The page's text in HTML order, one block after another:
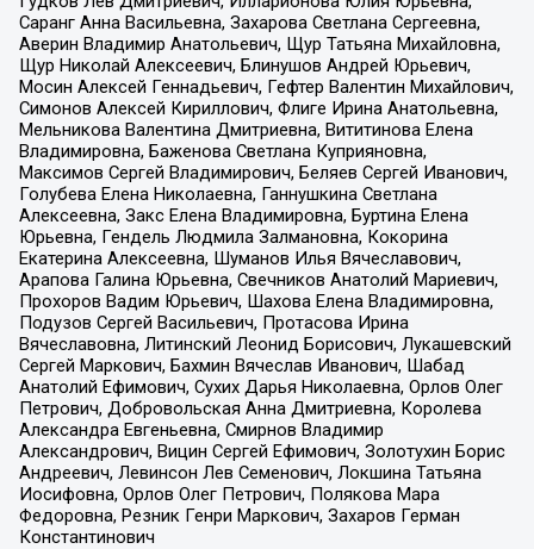
Саранг Анна Васильевна, Захарова Светлана Сергеевна,
Аверин Владимир Анатольевич, Щур Татьяна Михайловна,
Щур Николай Алексеевич, Блинушов Андрей Юрьевич,
Мосин Алексей Геннадьевич, Гефтер Валентин Михайлович,
Симонов Алексей Кириллович, Флиге Ирина Анатольевна,
Мельникова Валентина Дмитриевна, Вититинова Елена
Владимировна, Баженова Светлана Куприяновна,
Максимов Сергей Владимирович, Беляев Сергей Иванович,
Голубева Елена Николаевна, Ганнушкина Светлана
Алексеевна, Закс Елена Владимировна, Буртина Елена
Юрьевна, Гендель Людмила Залмановна, Кокорина
Екатерина Алексеевна, Шуманов Илья Вячеславович,
Арапова Галина Юрьевна, Свечников Анатолий Мариевич,
Прохоров Вадим Юрьевич, Шахова Елена Владимировна,
Подузов Сергей Васильевич, Протасова Ирина
Вячеславовна, Литинский Леонид Борисович, Лукашевский
Сергей Маркович, Бахмин Вячеслав Иванович, Шабад
Анатолий Ефимович, Сухих Дарья Николаевна, Орлов Олег
Петрович, Добровольская Анна Дмитриевна, Королева
Александра Евгеньевна, Смирнов Владимир
Александрович, Вицин Сергей Ефимович, Золотухин Борис
Андреевич, Левинсон Лев Семенович, Локшина Татьяна
Иосифовна, Орлов Олег Петрович, Полякова Мара
Федоровна, Резник Генри Маркович, Захаров Герман
Константинович